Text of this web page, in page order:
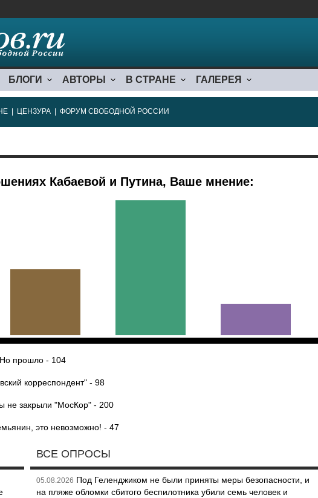
БЛОГИ АВТОРЫ В СТРАНЕ ГАЛЕРЕЯ
ЦЕНЗУРА ФОРУМ СВОБОДНОЙ РОССИИ
Кабаевой и Путина, Ваше мнение:
прошло - 104
корреспондент" - 98
не закрыли "МосКор" - 200
это невозможно! - 47
ВСЕ ОПРОСЫ
05.08.2026 Под Геленджиком не были приняты меры безопасности, и
на пляже обломки сбитого беспилотника убили семь человек и